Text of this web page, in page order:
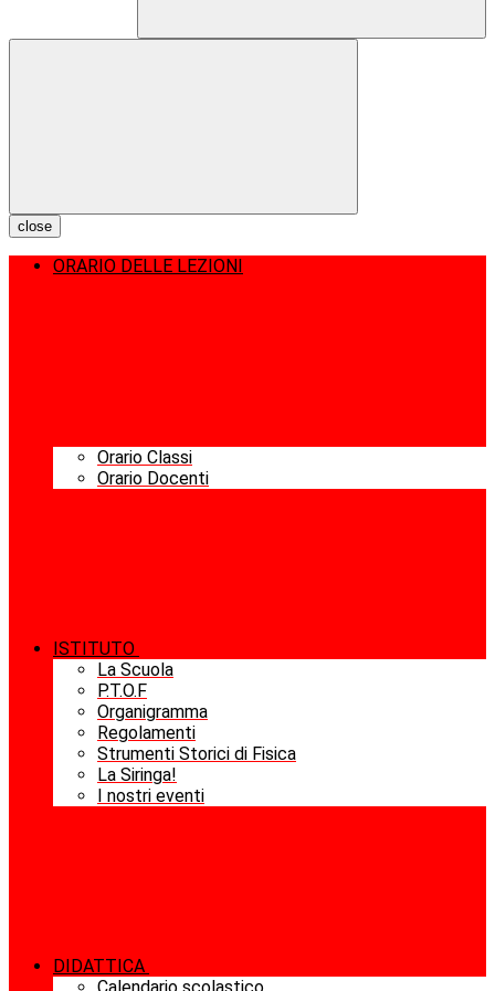
close
ORARIO DELLE LEZIONI
Orario Classi
Orario Docenti
ISTITUTO
La Scuola
P.T.O.F
Organigramma
Regolamenti
Strumenti Storici di Fisica
La Siringa!
I nostri eventi
DIDATTICA